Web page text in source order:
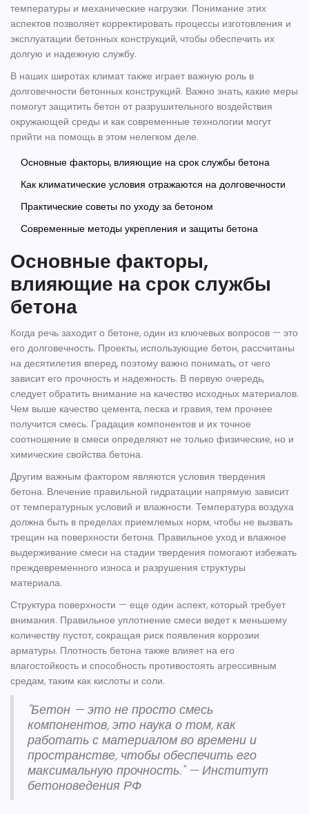
температуры и механические нагрузки. Понимание этих
аспектов позволяет корректировать процессы изготовления и
эксплуатации бетонных конструкций, чтобы обеспечить их
долгую и надежную службу.
В наших широтах климат также играет важную роль в
долговечности бетонных конструкций. Важно знать, какие меры
помогут защитить бетон от разрушительного воздействия
окружающей среды и как современные технологии могут
прийти на помощь в этом нелегком деле.
Основные факторы, влияющие на срок службы бетона
Как климатические условия отражаются на долговечности
Практические советы по уходу за бетоном
Современные методы укрепления и защиты бетона
Основные факторы,
влияющие на срок службы
бетона
Когда речь заходит о бетоне, один из ключевых вопросов — это
его долговечность. Проекты, использующие бетон, рассчитаны
на десятилетия вперед, поэтому важно понимать, от чего
зависит его прочность и надежность. В первую очередь,
следует обратить внимание на качество исходных материалов.
Чем выше качество цемента, песка и гравия, тем прочнее
получится смесь. Градация компонентов и их точное
соотношение в смеси определяют не только физические, но и
химические свойства бетона.
Другим важным фактором являются условия твердения
бетона. Влечение правильной гидратации напрямую зависит
от температурных условий и влажности. Температура воздуха
должна быть в пределах приемлемых норм, чтобы не вызвать
трещин на поверхности бетона. Правильное уход и влажное
выдерживание смеси на стадии твердения помогают избежать
преждевременного износа и разрушения структуры
материала.
Структура поверхности — еще один аспект, который требует
внимания. Правильное уплотнение смеси ведет к меньшему
количеству пустот, сокращая риск появления коррозии
арматуры. Плотность бетона также влияет на его
влагостойкость и способность противостоять агрессивным
средам, таким как кислоты и соли.
"Бетон — это не просто смесь
компонентов, это наука о том, как
работать с материалом во времени и
пространстве, чтобы обеспечить его
максимальную прочность." — Институт
бетоноведения РФ